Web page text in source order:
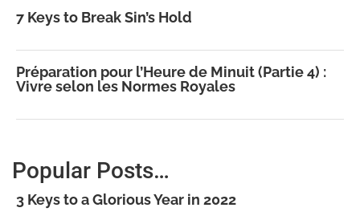
7 Keys to Break Sin’s Hold
Préparation pour l’Heure de Minuit (Partie 4) :
Vivre selon les Normes Royales
Popular Posts…
3 Keys to a Glorious Year in 2022